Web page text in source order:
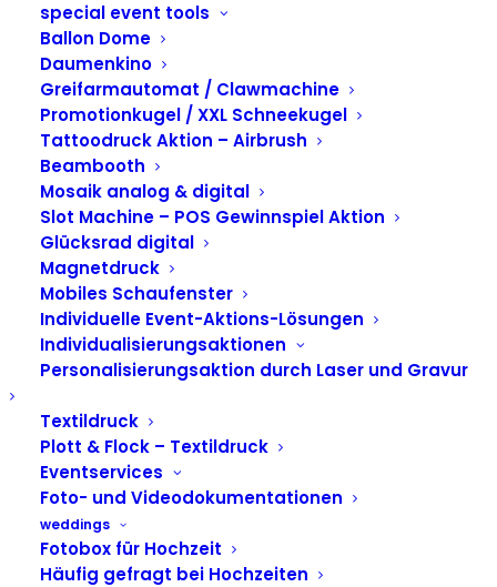
special event tools
Ballon Dome
Daumenkino
Greifarmautomat / Clawmachine
Promotionkugel / XXL Schneekugel
Tattoodruck Aktion – Airbrush
Beambooth
Mosaik analog & digital
Slot Machine – POS Gewinnspiel Aktion
Glücksrad digital
Magnetdruck
Mobiles Schaufenster
Individuelle Event-Aktions-Lösungen
Individualisierungsaktionen
Personalisierungsaktion durch Laser und Gravur
Textildruck
Plott & Flock – Textildruck
Eventservices
Foto- und Videodokumentationen
weddings
Fotobox für Hochzeit
Häufig gefragt bei Hochzeiten
INGREIFARMAUTOMAT
Greifarm und
Airbrush Aktion für
Aperol beim
Lollapalooza Berlin